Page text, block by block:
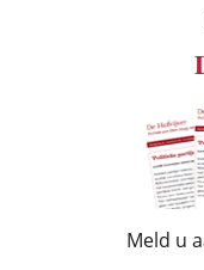
Meld u